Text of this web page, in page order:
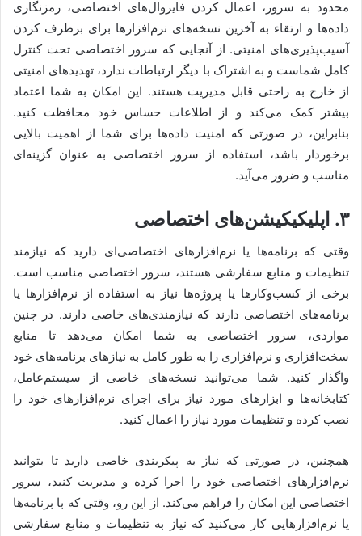
محدود به سرور، اعمال کردن فایروال‌های اختصاصی، رمزنگاری
داده‌ها و ارتقاء به آخرین نسخه‌های نرم‌افزارها برای برطرف کردن
آسیب‌پذیری‌های امنیتی. از آنجایی که سرور اختصاصی تحت کنترل
کامل شماست و به اشتراک با دیگر ارتباطات ندارد، تهدیدهای امنیتی
از خارج به راحتی قابل مدیریت هستند. این امکان به شما اعتماد
بیشتر کمک می‌کند و از اطلاعات حساس خود محافظت کنید.
بنابراین، در صورتی که امنیت داده‌ها برای شما از اهمیت بالایی
برخوردار باشد، استفاده از سرور اختصاصی به عنوان گزینه‌ای
مناسب و ضرور می‌آید.
۳. اپلیکیکیشن‌های اختصاصی
وقتی که برنامه‌ها یا نرم‌افزارهای اختصاصی‌ای دارید که نیازمند
تنظیمات و منابع سفارشی هستند، سرور اختصاصی مناسب است.
برخی از کسب‌وکارها یا پروژه‌ها نیاز به استفاده از نرم‌افزارها یا
برنامه‌های اختصاصی دارند که نیازمندی‌های خاصی دارند. در چنین
مواردی، سرور اختصاصی به شما امکان می‌دهد تا منابع
سخت‌افزاری و نرم‌افزاری را به طور کامل به نیازهای برنامه‌های خود
واگذار کنید. شما می‌توانید نسخه‌های خاصی از سیستم‌عامل،
کتابخانه‌ها و ابزارهای مورد نیاز برای اجرای نرم‌افزارهای خود را
نصب کرده و تنظیمات مورد نیاز را اعمال کنید.
همچنین، در صورتی که نیاز به پیکربندی خاصی دارید تا بتوانید
نرم‌افزارهای اختصاصی خود را اجرا کرده و مدیریت کنید، سرور
اختصاصی این امکان را فراهم می‌کند. از این رو، وقتی که با برنامه‌ها
یا نرم‌افزارهایی کار می‌کنید که نیاز به تنظیمات و منابع سفارشی